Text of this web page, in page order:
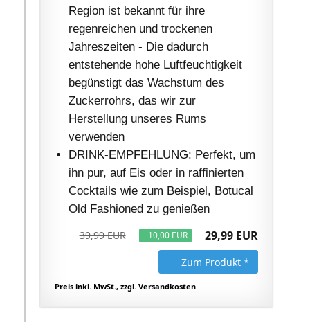
Region ist bekannt für ihre
regenreichen und trockenen
Jahreszeiten - Die dadurch
entstehende hohe Luftfeuchtigkeit
begünstigt das Wachstum des
Zuckerrohrs, das wir zur
Herstellung unseres Rums
verwenden
DRINK-EMPFEHLUNG: Perfekt, um
ihn pur, auf Eis oder in raffinierten
Cocktails wie zum Beispiel, Botucal
Old Fashioned zu genießen
39,99 EUR −10,00 EUR 29,99 EUR
Zum Produkt *
Preis inkl. MwSt., zzgl. Versandkosten